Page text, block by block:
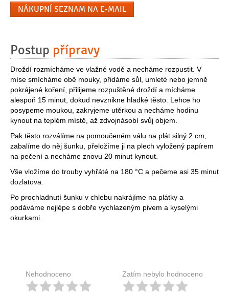
NÁKUPNÍ SEZNAM NA E-MAIL
Postup přípravy
Droždí rozmícháme ve vlažné vodě a necháme rozpustit. V
míse smícháme obě mouky, přidáme sůl, umleté nebo jemně
pokrájené koření, přilijeme rozpuštěné droždí a mícháme
alespoň 15 minut, dokud nevznikne hladké těsto. Lehce ho
posypeme moukou, zakryjeme utěrkou a necháme hodinu
kynout na teplém místě, až zdvojnásobí svůj objem.
Pak těsto rozválíme na pomoučeném válu na plát silný 2 cm,
zabalíme do něj šunku, přeložíme ji na plech vyložený papírem
na pečení a necháme znovu 20 minut kynout.
Vše vložíme do trouby vyhřáté na 180 °C a pečeme asi 35 minut
dozlatova.
Po prochladnutí šunku v chlebu nakrájíme na plátky a
podáváme nejlépe s dobře vychlazeným pivem a kyselými
okurkami.
Nehodnoceno Zatím nebylo hodnoceno